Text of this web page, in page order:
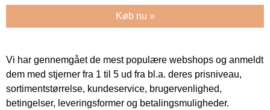
Køb nu »
Vi har gennemgået de mest populære webshops og anmeldt
dem med stjerner fra 1 til 5 ud fra bl.a. deres prisniveau,
sortimentstørrelse, kundeservice, brugervenlighed,
betingelser, leveringsformer og betalingsmuligheder.